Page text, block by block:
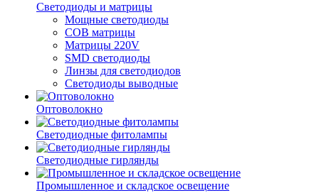
Светодиоды и матрицы
Мощные светодиоды
COB матрицы
Матрицы 220V
SMD светодиоды
Линзы для светодиодов
Светодиоды выводные
Оптоволокно
Светодиодные фитолампы
Светодиодные гирлянды
Промышленное и складское освещение